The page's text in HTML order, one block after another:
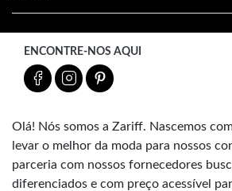
ENCONTRE-NOS AQUI
Olá! Nós somos a Zariff. Nascemos
levar o melhor da moda para nossos
parceria com nossos fornecedores
diferenciados e com preço acessível